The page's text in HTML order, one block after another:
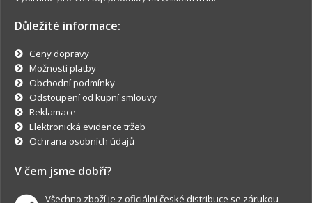
Důležité informace:
Ceny dopravy
Možnosti platby
Obchodní podmínky
Odstoupení od kupní smlouvy
Reklamace
Elektronická evidence tržeb
Ochrana osobních údajů
V čem jsme dobří?
Všechno zboží je z oficiální české distribuce se zárukou